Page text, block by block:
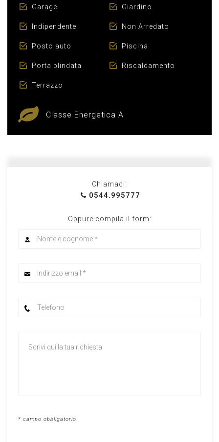
Garage Giardino
Indipendente Non Arredato
Posto auto Piscina
Porta blindata Riscaldamento
Terrazzo
Classe Energetica A
Chiamaci:
0544.995777
Oppure compila il form:
* campo obbligatorio